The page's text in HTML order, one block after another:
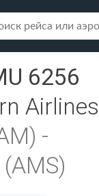
6256
Airlines
-